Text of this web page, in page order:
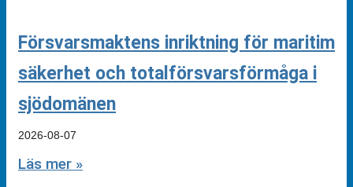
Försvarsmaktens inriktning för maritim
säkerhet och totalförsvarsförmåga i
sjödomänen
2026-08-07
Läs mer »